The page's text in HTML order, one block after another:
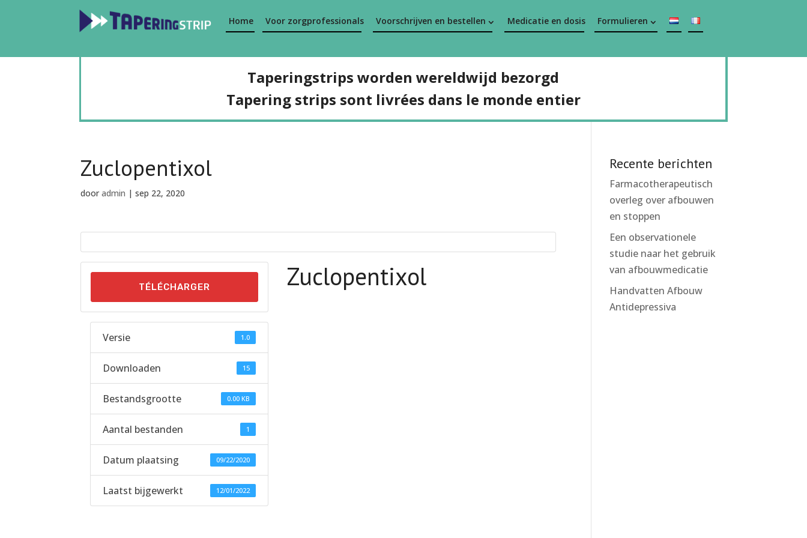
Home Voor zorgprofessionals Voorschrijven en bestellen Medicatie en dosis Formulieren
Taperingstrips worden wereldwijd bezorgd
Tapering strips sont livrées dans le monde entier
Zuclopentixol
dooradmin |sep 22, 2020
TÉLÉCHARGER
Versie 1.0
Downloaden 15
Bestandsgrootte 0.00 KB
Aantal bestanden 1
Datum plaatsing 09/22/2020
Laatst bijgewerkt 12/01/2022
Zuclopentixol
Recente berichten
Farmacotherapeutisch
overleg over afbouwen
en stoppen
Een observationele
studie naar het gebruik
van afbouwmedicatie
Handvatten Afbouw
Antidepressiva